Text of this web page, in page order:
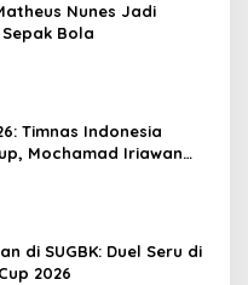
Nunes Jadi
Bola
Timnas Indonesia
Mochamad Iriawan
di SUGBK: Duel Seru di
2026